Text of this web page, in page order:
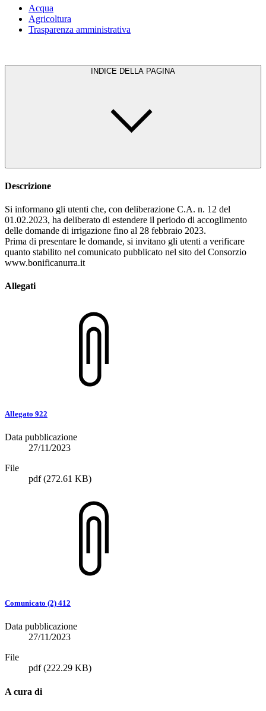
Acqua
Agricoltura
Trasparenza amministrativa
INDICE DELLA PAGINA
Descrizione
Si informano gli utenti che, con deliberazione C.A. n. 12 del
01.02.2023, ha deliberato di estendere il periodo di accoglimento
delle domande di irrigazione fino al 28 febbraio 2023.
Prima di presentare le domande, si invitano gli utenti a verificare
quanto stabilito nel comunicato pubblicato nel sito del Consorzio
www.bonificanurra.it
Allegati
Allegato 922
Data pubblicazione
27/11/2023
File
pdf(272.61 KB)
Comunicato (2) 412
Data pubblicazione
27/11/2023
File
pdf(222.29 KB)
A cura di